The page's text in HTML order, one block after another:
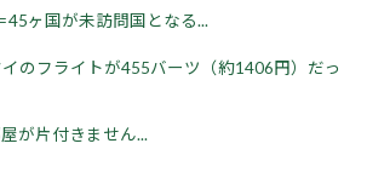
ヶ国が未訪問国となる...
のフライトが455バーツ（約1406円）だっ
が片付きません...